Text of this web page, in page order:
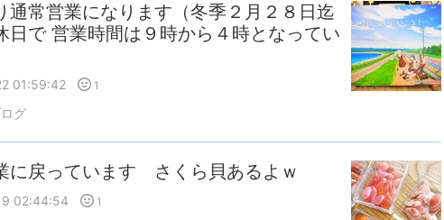
通常営業になります（冬季２月２８日迄
日で 営業時間は９時から４時となってい
01:59:42 1
グ
に戻っています さくら貝あるよｗ
02:44:54 1